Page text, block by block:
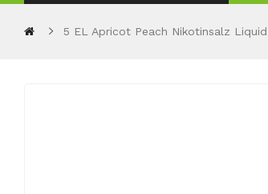
5 EL Apricot Peach Nikotinsalz Liquid